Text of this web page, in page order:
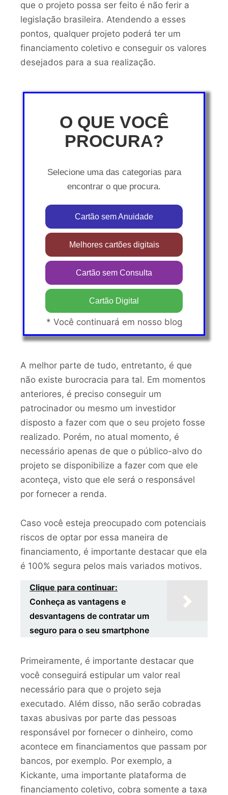
que o projeto possa ser feito é não ferir a
legislação brasileira. Atendendo a esses
pontos, qualquer projeto poderá ter um
financiamento coletivo e conseguir os valores
desejados para a sua realização.
O QUE VOCÊ
PROCURA?
Selecione uma das categorias para
encontrar o que procura.
Cartão sem Anuidade
Melhores cartões digitais
Cartão sem Consulta
Cartão Digital
* Você continuará em nosso blog
A melhor parte de tudo, entretanto, é que
não existe burocracia para tal. Em momentos
anteriores, é preciso conseguir um
patrocinador ou mesmo um investidor
disposto a fazer com que o seu projeto fosse
realizado. Porém, no atual momento, é
necessário apenas de que o público-alvo do
projeto se disponibilize a fazer com que ele
aconteça, visto que ele será o responsável
por fornecer a renda.
Caso você esteja preocupado com potenciais
riscos de optar por essa maneira de
financiamento, é importante destacar que ela
é 100% segura pelos mais variados motivos.
Clique para continuar:
Conheça as vantagens e
desvantagens de contratar um
seguro para o seu smartphone
Primeiramente, é importante destacar que
você conseguirá estipular um valor real
necessário para que o projeto seja
executado. Além disso, não serão cobradas
taxas abusivas por parte das pessoas
responsável por fornecer o dinheiro, como
acontece em financiamentos que passam por
bancos, por exemplo. Por exemplo, a
Kickante, uma importante plataforma de
financiamento coletivo, cobra somente a taxa